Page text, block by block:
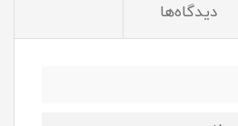
دیدگاه‌ها